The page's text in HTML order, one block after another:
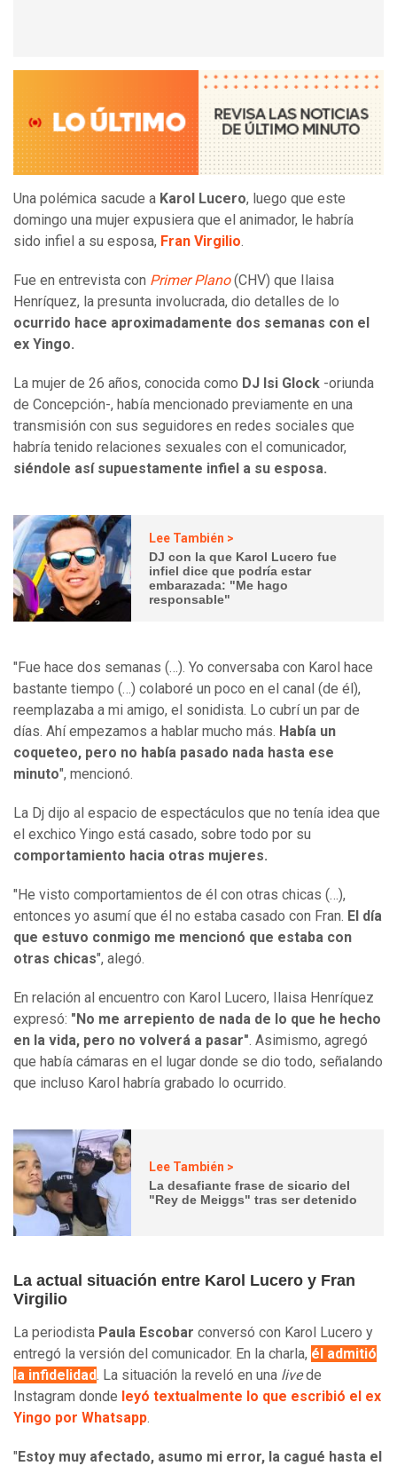
Una polémica sacude a Karol Lucero, luego que este
domingo una mujer expusiera que el animador, le habría
sido infiel a su esposa, Fran Virgilio.
Fue en entrevista con Primer Plano(CHV) que Ilaisa
Henríquez, la presunta involucrada, dio detalles de lo
ocurrido hace aproximadamente dos semanas con el
ex Yingo.
La mujer de 26 años, conocida como DJ Isi Glock -oriunda
de Concepción-, había mencionado previamente en una
transmisión con sus seguidores en redes sociales que
habría tenido relaciones sexuales con el comunicador,
siéndole así supuestamente infiel a su esposa.
Lee También >
DJ con la que Karol Lucero fue
infiel dice que podría estar
embarazada: "Me hago
responsable"
"Fue hace dos semanas (…). Yo conversaba con Karol hace
bastante tiempo (…) colaboré un poco en el canal (de él),
reemplazaba a mi amigo, el sonidista. Lo cubrí un par de
días. Ahí empezamos a hablar mucho más. Había un
coqueteo, pero no había pasado nada hasta ese
minuto", mencionó.
La Dj dijo al espacio de espectáculos que no tenía idea que
el exchico Yingo está casado, sobre todo por su
comportamiento hacia otras mujeres.
"He visto comportamientos de él con otras chicas (…),
entonces yo asumí que él no estaba casado con Fran. El día
que estuvo conmigo me mencionó que estaba con
otras chicas", alegó.
En relación al encuentro con Karol Lucero, Ilaisa Henríquez
expresó: "No me arrepiento de nada de lo que he hecho
en la vida, pero no volverá a pasar". Asimismo, agregó
que había cámaras en el lugar donde se dio todo, señalando
que incluso Karol habría grabado lo ocurrido.
Lee También >
La desafiante frase de sicario del
"Rey de Meiggs" tras ser detenido
La actual situación entre Karol Lucero y Fran
Virgilio
La periodista Paula Escobar conversó con Karol Lucero y
entregó la versión del comunicador. En la charla, él admitió
la infidelidad. La situación la reveló en una livede
Instagram donde leyó textualmente lo que escribió el ex
Yingo por Whatsapp.
" Estoy muy afectado, asumo mi error, la cagué hasta el